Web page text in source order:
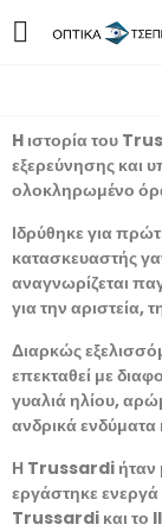
H ιστορία του
εξερεύνησης και
ολοκληρωμένο
Ιδρύθηκε για
κατασκευαστής
αναγνωρίζεται
για την αριστεία,
Διαρκώς
επεκταθεί με
γυαλιά ηλίου,
ανδρικά ενδύματα
Η Trussardi ήταν
εργάστηκε
Trussardi και